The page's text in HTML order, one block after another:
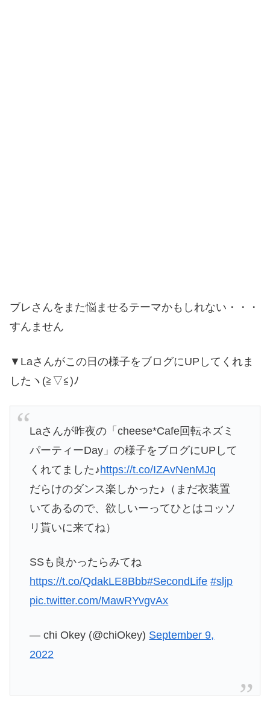
ブレさんをまた悩ませるテーマかもしれない・・・
すんません
▼Laさんがこの日の様子をブログにUPしてくれま
したヽ(≧▽≦)ﾉ
Laさんが昨夜の「cheese*Cafe回転ネズミ
パーティーDay」の様子をブログにUPして
くれてました♪https://t.co/IZAvNenMJq
だらけのダンス楽しかった♪（まだ衣装置
いてあるので、欲しいーってひとはコッソ
リ貰いに来てね）
SSも良かったらみてね
https://t.co/QdakLE8Bbb#SecondLife #sljp
pic.twitter.com/MawRYvgvAx
— chi Okey (@chiOkey) September 9,
2022